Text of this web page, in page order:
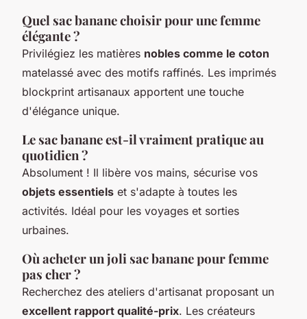
Quel sac banane choisir pour une femme
élégante ?
Privilégiez les matières nobles comme le coton
matelassé avec des motifs raffinés. Les imprimés
blockprint artisanaux apportent une touche
d'élégance unique.
Le sac banane est-il vraiment pratique au
quotidien ?
Absolument ! Il libère vos mains, sécurise vos
objets essentiels et s'adapte à toutes les
activités. Idéal pour les voyages et sorties
urbaines.
Où acheter un joli sac banane pour femme
pas cher ?
Recherchez des ateliers d'artisanat proposant un
excellent rapport qualité-prix. Les créateurs